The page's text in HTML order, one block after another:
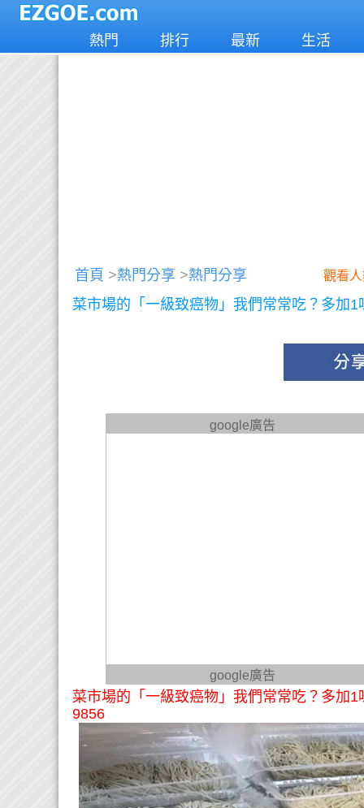
熱門 排行 最新 生活
首頁 >熱門分享 >熱門分享 觀看
菜市場的「一級致癌物」我們常常吃？多加
google廣告
google廣告
菜市場的「一級致癌物」我們常常吃？多加
9856